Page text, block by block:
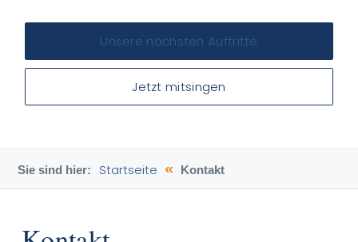
Unsere nächsten Auftritte
Jetzt mitsingen
Sie sind hier: Startseite « Kontakt